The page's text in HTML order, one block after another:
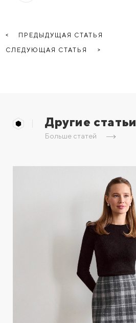
ПРЕДЫДУЩАЯ СТАТЬЯ
СЛЕДУЮЩАЯ СТАТЬЯ
Другие статьи
Больше статей